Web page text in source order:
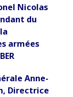
Nicolas
du
armées
Anne-
Directrice